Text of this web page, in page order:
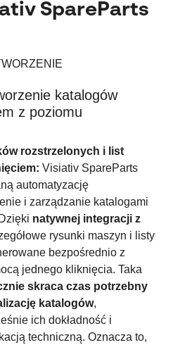
SpareParts
katalogów
z poziomu
rozstrzelonych i list
Visiativ SpareParts
automatyzację
i zarządzanie katalogami
natywnej integracji z
rysunki maszyn i listy
bezpośrednio z
jednego kliknięcia. Taka
skraca czas potrzebny
katalogów,
ich dokładność i
techniczną. Oznacza to,